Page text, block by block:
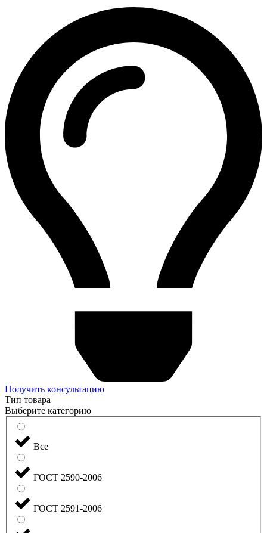
Получить консультацию
Тип товара
Выберите категорию
Все
ГОСТ 2590-2006
ГОСТ 2591-2006